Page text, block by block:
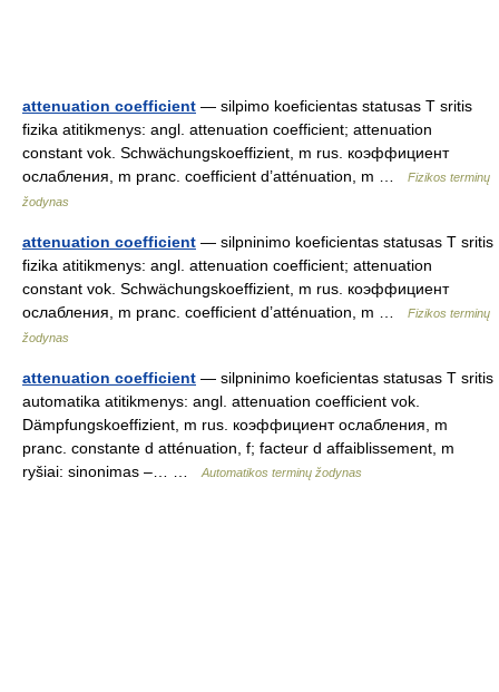
attenuation coefficient — silpimo koeficientas statusas T sritis
fizika atitikmenys: angl. attenuation coefficient; attenuation
constant vok. Schwächungskoeffizient, m rus. коэффициент
ослабления, m pranc. coefficient d’atténuation, m …
Fizikos terminų
žodynas
attenuation coefficient — silpninimo koeficientas statusas T sritis
fizika atitikmenys: angl. attenuation coefficient; attenuation
constant vok. Schwächungskoeffizient, m rus. коэффициент
ослабления, m pranc. coefficient d’atténuation, m …
Fizikos terminų
žodynas
attenuation coefficient — silpninimo koeficientas statusas T sritis
automatika atitikmenys: angl. attenuation coefficient vok.
Dämpfungskoeffizient, m rus. коэффициент ослабления, m
pranc. constante d atténuation, f; facteur d affaiblissement, m
ryšiai: sinonimas –… …
Automatikos terminų žodynas